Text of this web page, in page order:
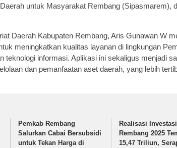
untuk Masyarakat Rembang (Sipasmarem),
Daerah Kabupaten Rembang, Aris Gunawan W
meningkatkan kualitas layanan di lingkungan
teknologi informasi. Aplikasi ini sekaligus menjadi
dan pemanfaatan aset daerah, yang lebih
Pemkab Rembang
Salurkan Cabai Bersubsidi
untuk Tekan Harga di
Realisasi
Rembang 2025
15,47 Triliun,